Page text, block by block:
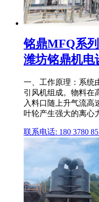
铭鼎MFQ系
潍坊铭鼎机电
一、工作原理：系统
引风机组成。物料在
入料口随上升气流高
叶轮产生强大的离心
联系电话: 180 3780